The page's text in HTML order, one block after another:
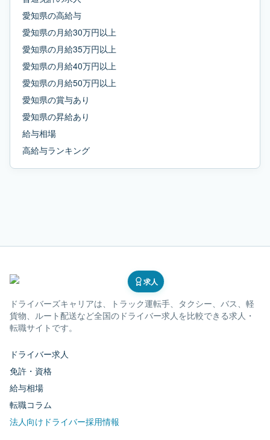
愛知県の高給与
愛知県の月給30万円以上
愛知県の月給35万円以上
愛知県の月給40万円以上
愛知県の月給50万円以上
愛知県の賞与あり
愛知県の昇給あり
給与相場
高給与ランキング
求人
ドライバーズキャリアは、トラック運転手、タクシー、バス、軽
貨物、ルート配送など全国のドライバー求人を比較できる求人・
転職サイトです。
ドライバー求人
免許・資格
給与相場
転職コラム
法人向けドライバー採用情報